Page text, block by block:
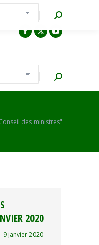
Recherche
des ministres"
2020
9 janvier 2020
Recherche